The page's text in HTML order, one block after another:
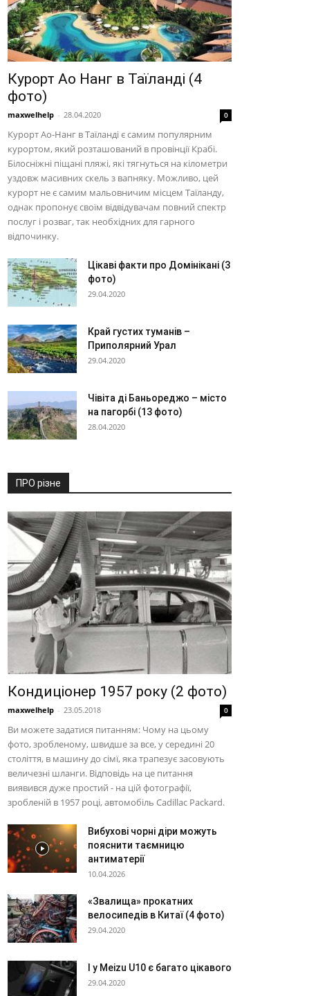
Курорт Ао Нанг в Таїланді (4
фото)
maxwelhelp - 28.04.2020 0
Курорт Ао-Нанг в Таїланді є самим популярним
курортом, який розташований в провінції Крабі.
Білосніжні піщані пляжі, які тягнуться на кілометри
уздовж масивних скель з вапняку. Можливо, цей
курорт не є самим мальовничим місцем Таїланду,
однак пропонує своїм відвідувачам повний спектр
послуг і розваг, так необхідних для гарного
відпочинку.
Цікаві факти про Домінікані (3
фото)
29.04.2020
Край густих туманів –
Приполярний Урал
29.04.2020
Чівіта ді Баньореджо – місто
на пагорбі (13 фото)
28.04.2020
ПРО різне
Кондиціонер 1957 року (2 фото)
maxwelhelp - 23.05.2018 0
Ви можете задатися питанням: Чому на цьому
фото, зробленому, швидше за все, у середині 20
століття, в машину до сімї, яка трапезує засовують
величезні шланги. Відповідь на це питання
виявився дуже простий - на цій фотографії,
зробленій в 1957 році, автомобіль Cadillac Packard.
Вибухові чорні діри можуть
пояснити таємницю
антиматерії
10.04.2026
«Звалища» прокатних
велосипедів в Китаї (4 фото)
29.04.2020
І у Meizu U10 є багато цікавого
29.04.2020